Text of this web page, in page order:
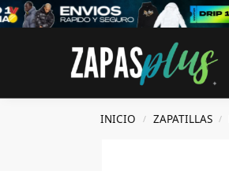
Search
INICIO / ZAPATILLAS /